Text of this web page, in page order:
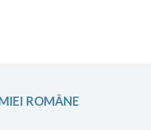
ROMÂNE